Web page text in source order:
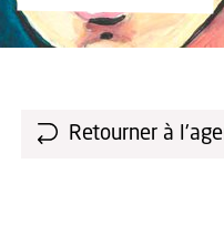
Retourner à